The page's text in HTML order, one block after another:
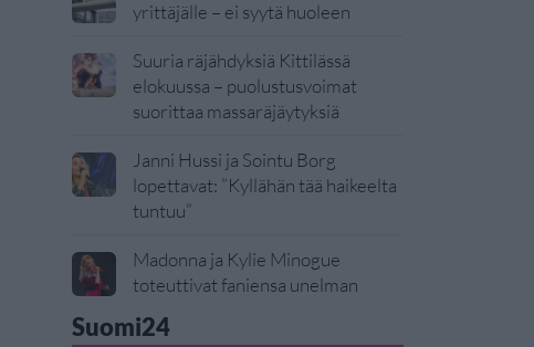
yrittäjälle – ei syytä huoleen
Suuria räjähdyksiä Kittilässä
elokuussa – puolustusvoimat
suorittaa massaräjäytyksiä
Janni Hussi ja Sointu Borg
lopettavat: ”Kyllähän tää haikeelta
tuntuu”
Madonna ja Kylie Minogue
toteuttivat faniensa unelman
Suomi24